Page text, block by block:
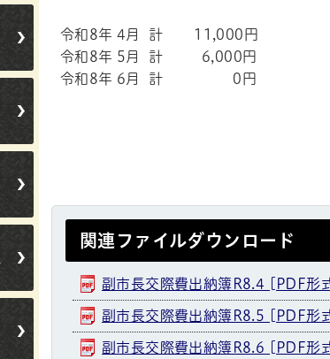
令和8年 4月 計 11,000円
令和8年 5月 計 6,000円
令和8年 6月 計 0円
関連ファイルダウンロード
副市長交際費出納簿R8.4 [PDF形
副市長交際費出納簿R8.5 [PDF形
副市長交際費出納簿R8.6 [PDF形